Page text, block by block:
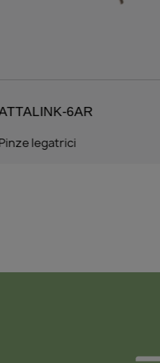
6AR
legatrici